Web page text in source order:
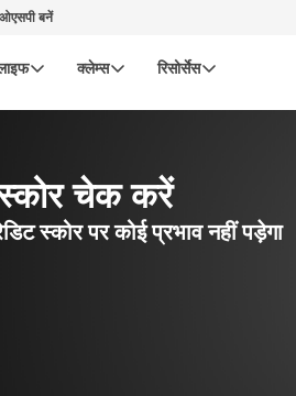
बनें
क्लेम्स रिसोर्सेस
चेक करें
स्कोर पर कोई प्रभाव नहीं पड़ेगा